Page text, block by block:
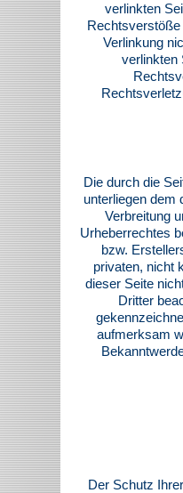
verlinkten
Verlinkung
verlinkten
Die durch die
unterliegen dem
Verbreitung
Urheberrechtes
bzw.
privaten, nicht
dieser Seite
Dritter
aufmerksam
Der Schutz